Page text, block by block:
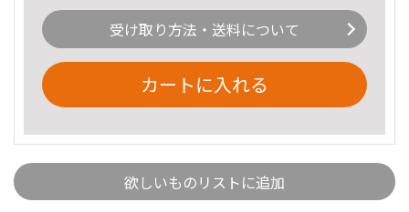
受け取り方法・送料について
カートに入れる
欲しいものリストに追加